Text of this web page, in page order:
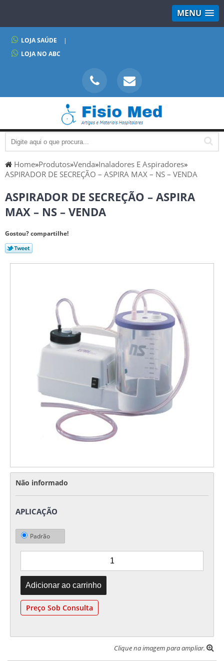
MENU
LOJA SAÚDE
|
LOJA NO ABC
Home»Produtos»Venda»Inaladores E Aspiradores»
ASPIRADOR DE SECREÇÃO – ASPIRA MAX – NS – VENDA
ASPIRADOR DE SECREÇÃO – ASPIRA
MAX – NS – VENDA
Gostou? compartilhe!
Não informado
APLICAÇÃO
Padrão
Preço Sob Consulta
Clique na imagem para ampliar.